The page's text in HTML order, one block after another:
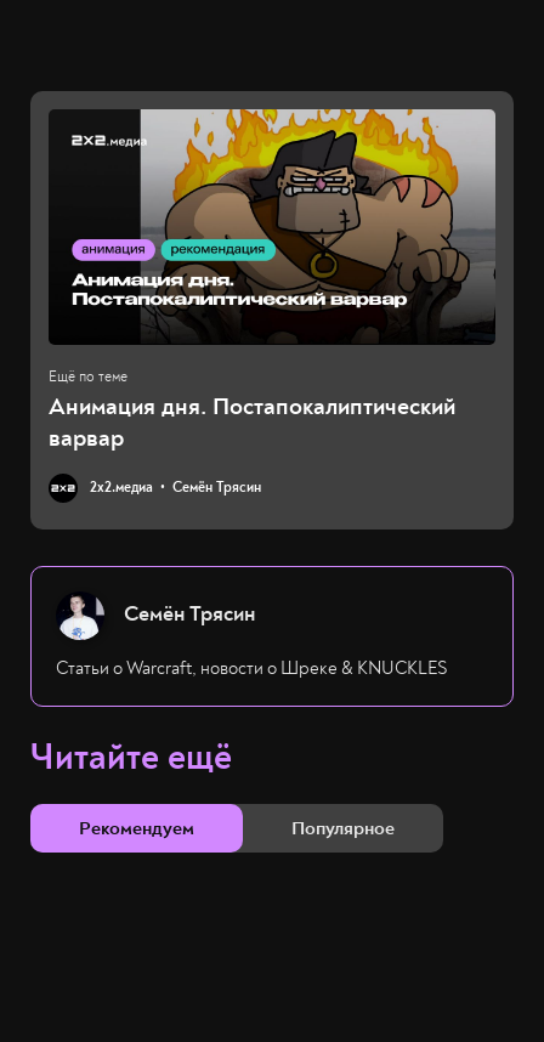
Анимация дня. Постапокалиптический
варвар
2х2.медиа Семён Трясин
Семён Трясин
Статьи о Warcraft, новости о Шреке & KNUCKLES
Читайте ещё
Рекомендуем Популярное